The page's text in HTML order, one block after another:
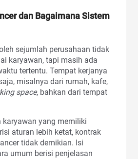
dan Bagaimana Sistem
sejumlah perusahaan tidak
karyawan, tapi masih ada
tertentu. Tempat kerjanya
misalnya dari rumah, kafe,
space, bahkan dari tempat
karyawan yang memiliki
aturan lebih ketat, kontrak
tidak demikian. Isi
umum berisi penjelasan